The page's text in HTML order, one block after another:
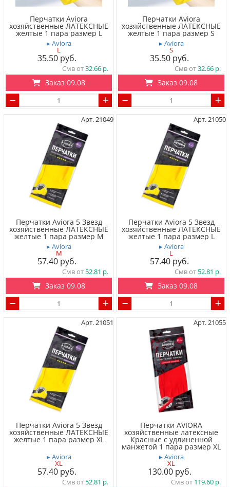
Перчатки Aviora
хозяйственные ЛАТЕКСНЫЕ
желтые 1 пара размер L
▸ Aviora
L
35.50
Смв от32.66
Заказ 09.08
Перчатки Aviora
хозяйственные ЛАТЕКСНЫЕ
желтые 1 пара размер S
▸ Aviora
S
35.50
Смв от32.66
Заказ 09.08
Арт. 21049
Перчатки Aviora 5 Звезд
хозяйственные ЛАТЕКСНЫЕ
желтые 1 пара размер M
▸ Aviora
M
57.40
Смв от 52.81
Заказ 09.08
Арт. 21050
Перчатки Aviora 5 Звезд
хозяйственные ЛАТЕКСНЫЕ
желтые 1 пара размер L
▸ Aviora
L
57.40
Смв от 52.81
Заказ 09.08
Арт. 21051
Перчатки Aviora 5 Звезд
хозяйственные ЛАТЕКСНЫЕ
желтые 1 пара размер XL
▸ Aviora
XL
57.40
Смв от 52.81
Арт. 21055
Перчатки AVIORA
хозяйственные латексные
Красные с удлиненной
манжетой 1 пара размер XL
▸ Aviora
XL
130.00
Смв от 119.60